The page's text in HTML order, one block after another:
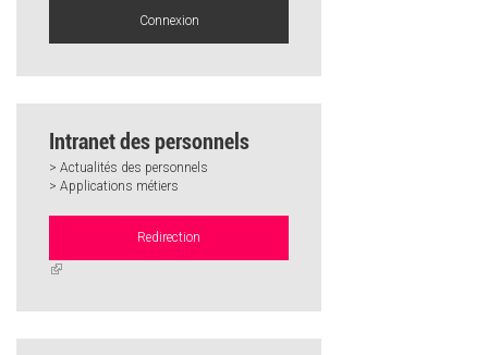
Connexion
Intranet des personnels
> Actualités des personnels
> Applications métiers
Redirection
(link